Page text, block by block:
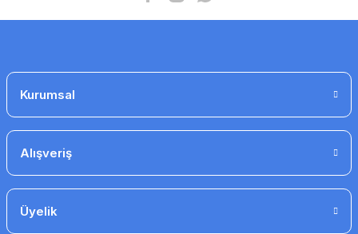
Kurumsal
Alışveriş
Üyelik